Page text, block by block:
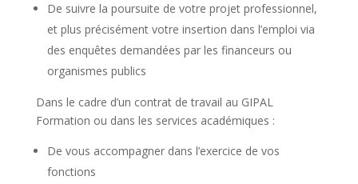
De suivre la poursuite de votre projet professionnel,
et plus précisément votre insertion dans l’emploi via
des enquêtes demandées par les financeurs ou
organismes publics
Dans le cadre d’un contrat de travail au GIPAL
Formation ou dans les services académiques :
De vous accompagner dans l’exercice de vos
fonctions